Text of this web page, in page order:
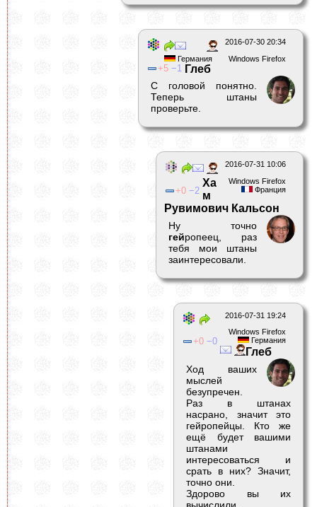
2016-07-30 20:34
Windows Firefox
Германия
5 1 Глеб
С головой понятно.
Теперь штаны
проверьте.
2016-07-31 10:06
Windows Firefox
Франция
0 2
Ха
м
Рувимович Кальсон
Ну точно
гейропеец, раз
тебя мои штаны
заинтересовали.
2016-07-31 19:24
Windows Firefox
Германия
0 0
Глеб
Ход ваших
мыслей
безупречен.
Раз в штанах
насрано, значит это
гейропейцы. Кто же
ещё будет вашими
штанами
интересоваться и
срать в них? Значит,
точно они.
Здорово вы их
вычислили.